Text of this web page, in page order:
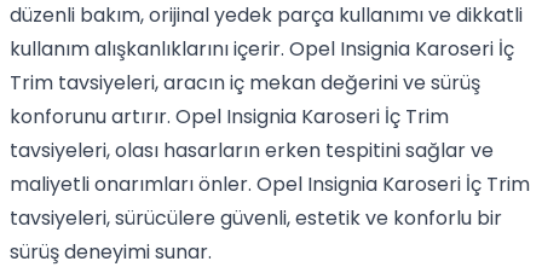
düzenli bakım, orijinal yedek parça kullanımı ve dikkatli
kullanım alışkanlıklarını içerir. Opel Insignia Karoseri İç
Trim tavsiyeleri, aracın iç mekan değerini ve sürüş
konforunu artırır. Opel Insignia Karoseri İç Trim
tavsiyeleri, olası hasarların erken tespitini sağlar ve
maliyetli onarımları önler. Opel Insignia Karoseri İç Trim
tavsiyeleri, sürücülere güvenli, estetik ve konforlu bir
sürüş deneyimi sunar.